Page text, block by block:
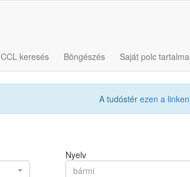
CCL keresés Böngészés Saját polc tartalma
A tudóstér ezen a linken
Nyelv
bármi